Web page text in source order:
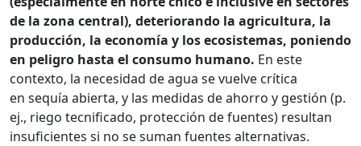
de la zona central), deteriorando la agricultura, la
producción, la economía y los ecosistemas, poniendo
en peligro hasta el consumo humano. En este
contexto, la necesidad de agua se vuelve crítica
en sequía abierta, y las medidas de ahorro y gestión (p.
ej., riego tecnificado, protección de fuentes) resultan
insuficientes si no se suman fuentes alternativas.